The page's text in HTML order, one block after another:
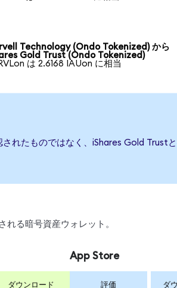
Technology (Ondo Tokenized) から
Gold Trust (Ondo Tokenized)
は 2.6168 IAUon に相当
れたものではなく、iShares Gold Trust
る暗号資産ウォレット。
ダウンロード
App Store
評価 ダ